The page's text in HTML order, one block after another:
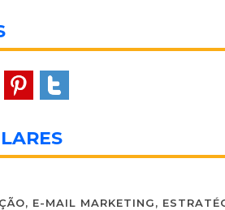
, E-MAIL MARKETING,